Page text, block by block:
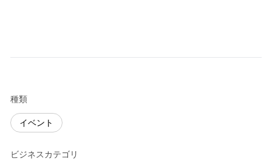
種類
イベント
ビジネスカテゴリ